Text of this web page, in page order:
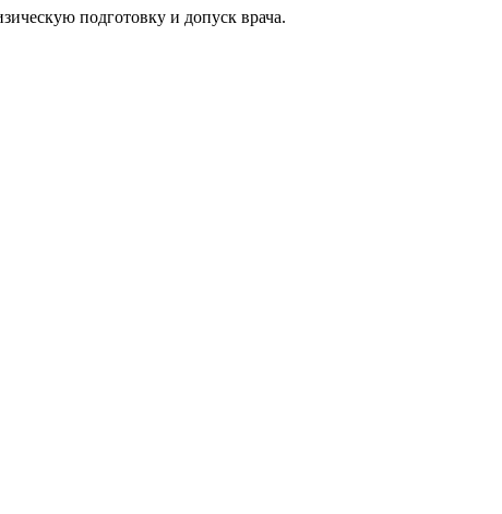
подготовку и допуск врача.